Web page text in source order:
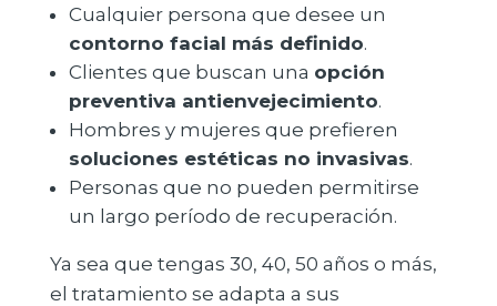
Cualquier persona que desee un
contorno facial más definido.
Clientes que buscan una opción
preventiva antienvejecimiento.
Hombres y mujeres que prefieren
soluciones estéticas no invasivas.
Personas que no pueden permitirse
un largo período de recuperación.
Ya sea que tengas 30, 40, 50 años o más,
el tratamiento se adapta a sus